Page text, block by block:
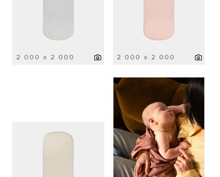
2 000 x 2 000 2 000 x 2 000